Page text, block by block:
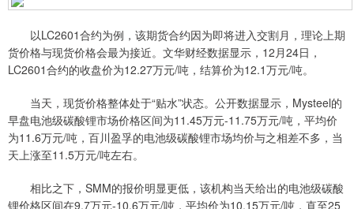
以LC2601合约为例，该期货合约因为即将进入交割月，理论上期
货价格与现货价格会最为接近。文华财经数据显示，12月24日，
LC2601合约的收盘价为12.27万元/吨，结算价为12.1万元/吨。
当天，现货价格整体处于“贴水”状态。公开数据显示，Mysteel的
早盘电池级碳酸锂市场价格区间为11.45万元-11.75万元/吨，平均价
为11.6万元/吨，百川盈孚的电池级碳酸锂市场均价与之相差不多，当
天上涨至11.5万元/吨左右。
相比之下，SMM的报价明显更低，该机构当天给出的电池级碳酸
锂价格区间在9.7万元-10.6万元/吨，平均价为10.15万元/吨，直至25